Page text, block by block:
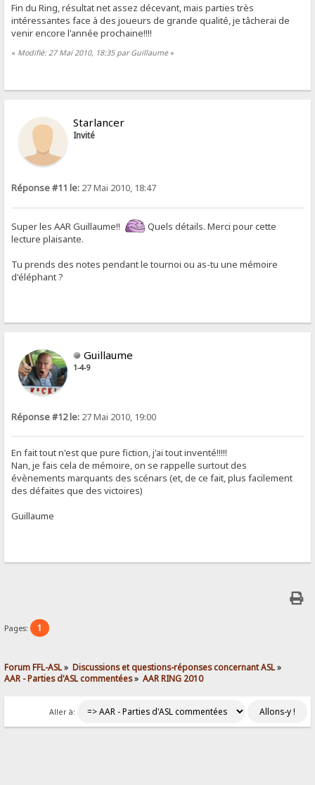
Fin du Ring, résultat net assez décevant, mais parties très
intéressantes face à des joueurs de grande qualité, je tâcherai de
venir encore l'année prochaine!!!!
« Modifié: 27 Mai 2010, 18:35 par Guillaume»
Starlancer
Invité
Réponse #11 le: 27 Mai 2010, 18:47
Super les AAR Guillaume!!
Quels détails. Merci pour cette
lecture plaisante.
Tu prends des notes pendant le tournoi ou as-tu une mémoire
d'éléphant ?
Guillaume
1-4-9
Réponse #12 le: 27 Mai 2010, 19:00
En fait tout n'est que pure fiction, j'ai tout inventé!!!!!
Nan, je fais cela de mémoire, on se rappelle surtout des
évènements marquants des scénars (et, de ce fait, plus facilement
des défaites que des victoires)
Guillaume
Pages: 1
Forum FFL-ASL» Discussions et questions-réponses concernant ASL»
AAR - Parties d'ASL commentées» AAR RING 2010
Aller à: